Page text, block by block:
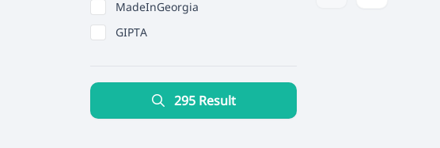
MadeInGeorgia
GIPTA
295 Result